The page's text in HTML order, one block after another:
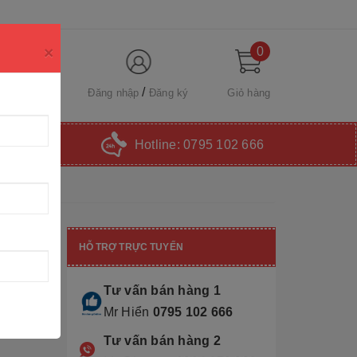
Đăng nhập Đăng ký
0
Giỏ hàng
Hotline: 0795 102 666
×
HỖ TRỢ TRỰC TUYẾN
Tư vấn bán hàng 1
Mr Hiển 0795 102 666
Tư vấn bán hàng 2